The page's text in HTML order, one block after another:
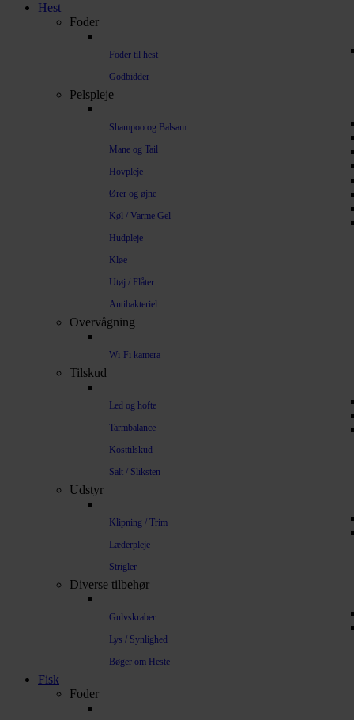
Hest
Foder
Foder til hest
Godbidder
Pelspleje
Shampoo og Balsam
Mane og Tail
Hovpleje
Ører og øjne
Køl / Varme Gel
Hudpleje
Kløe
Utøj / Flåter
Antibakteriel
Overvågning
Wi-Fi kamera
Tilskud
Led og hofte
Tarmbalance
Kosttilskud
Salt / Sliksten
Udstyr
Klipning / Trim
Læderpleje
Strigler
Diverse tilbehør
Gulvskraber
Lys / Synlighed
Bøger om Heste
Fisk
Foder